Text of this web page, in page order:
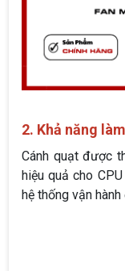
2. Khả năng
Cánh quạt được
hiệu quả cho
hệ thống vận